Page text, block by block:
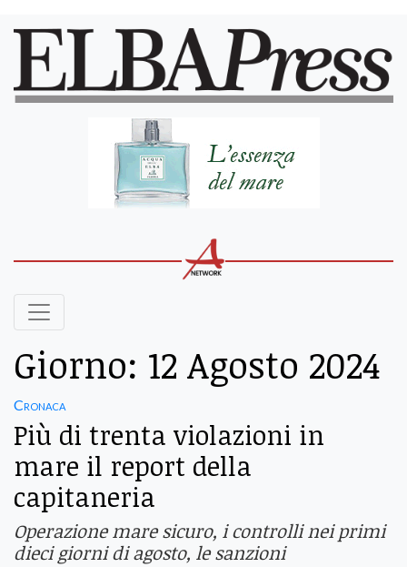
Giorno: 12 Agosto 2024
Cronaca
Più di trenta violazioni in
mare il report della
capitaneria
Operazione mare sicuro, i controlli nei primi
dieci giorni di agosto, le sanzioni